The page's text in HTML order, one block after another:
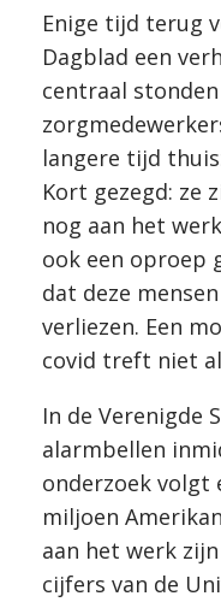
Enige tijd terug
Dagblad een
centraal
langere tijd
Kort gezegd: ze
nog aan het
ook een oproep
dat deze
verliezen. Een
covid treft niet
In de Verenigde
alarmbellen
onderzoek volgt
miljoen
aan het werk
cijfers van de